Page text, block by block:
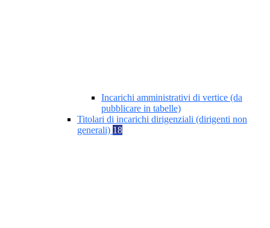
Incarichi amministrativi di vertice (da
pubblicare in tabelle)
Titolari di incarichi dirigenziali (dirigenti non
generali) 18